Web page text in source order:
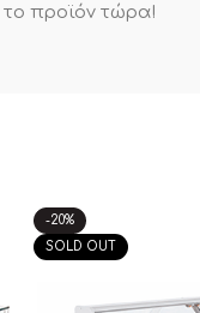
προϊόν τώρα!
-20%
SOLD OUT